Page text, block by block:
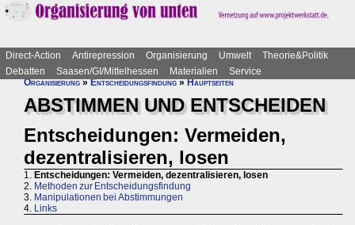
Direct-Action Antirepression Organisierung Umwelt
Theorie&Politik
Debatten
Saasen/GI/Mittelhessen Materialien
Service
Organisierung»Entscheidungsfindung»Hauptseiten
ABSTIMMEN UND ENTSCHEIDEN
Entscheidungen: Vermeiden,
dezentralisieren, losen
1. Entscheidungen: Vermeiden, dezentralisieren, losen
2. Methoden zur Entscheidungsfindung
3. Manipulationen bei Abstimmungen
4. Links